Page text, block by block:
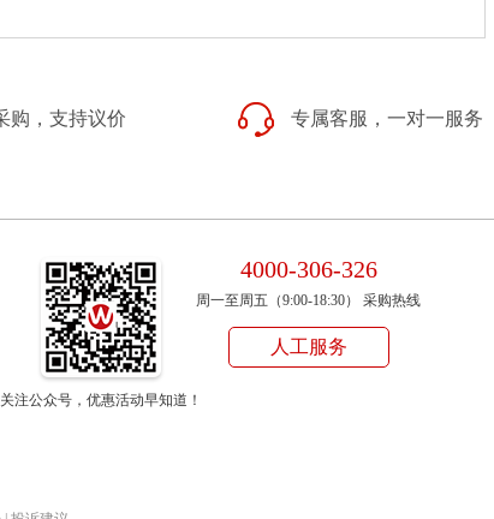
购，支持议价 专属客服，一对一服务
关注公众号，优惠活动早知道！
4000-306-326
周一至周五（9:00-18:30） 采购热线
人工服务